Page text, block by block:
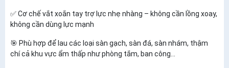
✅ Cơ chế vắt xoắn tay trợ lực nhẹ nhàng – không cần lồng xoay,
không cần dùng lực mạnh
🎯 Phù hợp để lau các loại sàn gạch, sàn đá, sàn nhám, thậm
chí cả khu vực ẩm thấp như phòng tắm, ban công…